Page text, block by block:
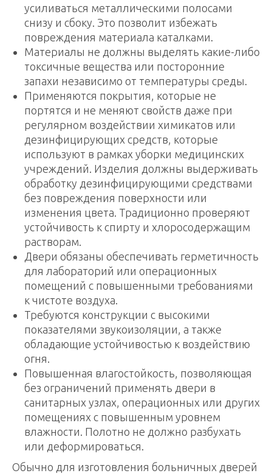
усиливаться металлическими полосами
снизу и сбоку. Это позволит избежать
повреждения материала каталками.
Материалы не должны выделять какие-либо
токсичные вещества или посторонние
запахи независимо от температуры среды.
Применяются покрытия, которые не
портятся и не меняют свойств даже при
регулярном воздействии химикатов или
дезинфицирующих средств, которые
используют в рамках уборки медицинских
учреждений. Изделия должны выдерживать
обработку дезинфицирующими средствами
без повреждения поверхности или
изменения цвета. Традиционно проверяют
устойчивость к спирту и хлоросодержащим
растворам.
Двери обязаны обеспечивать герметичность
для лабораторий или операционных
помещений с повышенными требованиями
к чистоте воздуха.
Требуются конструкции с высокими
показателями звукоизоляции, а также
обладающие устойчивостью к воздействию
огня.
Повышенная влагостойкость, позволяющая
без ограничений применять двери в
санитарных узлах, операционных или других
помещениях с повышенным уровнем
влажности. Полотно не должно разбухать
или деформироваться.
Обычно для изготовления больничных дверей